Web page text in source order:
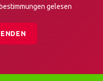
gelesen